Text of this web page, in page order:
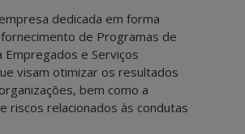
dedicada em forma
de Programas de
Empregados e Serviços
visam otimizar os resultados
bem como a
riscos relacionados às condutas